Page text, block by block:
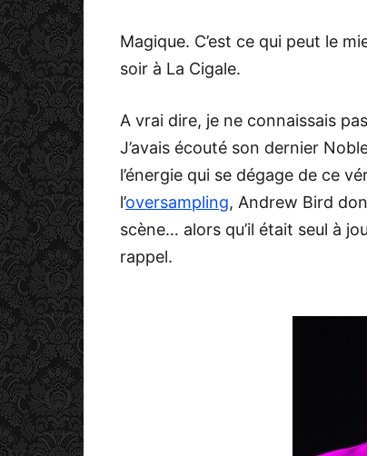
Magique. C’est ce qui peut le
soir à La Cigale.
A vrai dire, je ne connaissais
J’avais écouté son dernier
l’énergie qui se dégage de ce
l’oversampling, Andrew Bird
scène… alors qu’il était seul à
rappel.